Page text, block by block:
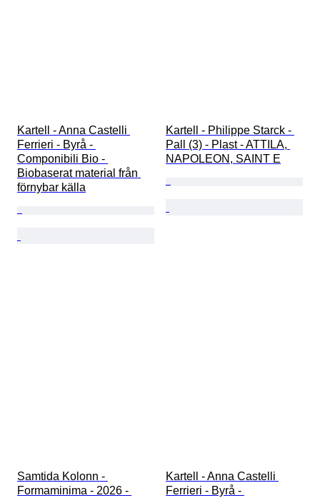
Kartell - Anna Castelli
Ferrieri - Byrå -
Componibili Bio -
Biobaserat material från
förnybar källa
Kartell - Philippe Starck -
Pall (3) - Plast - ATTILA,
NAPOLEON, SAINT E
Samtida Kolonn -
Formaminima - 2026 -
Kartell - Anna Castelli
Ferrieri - Byrå -